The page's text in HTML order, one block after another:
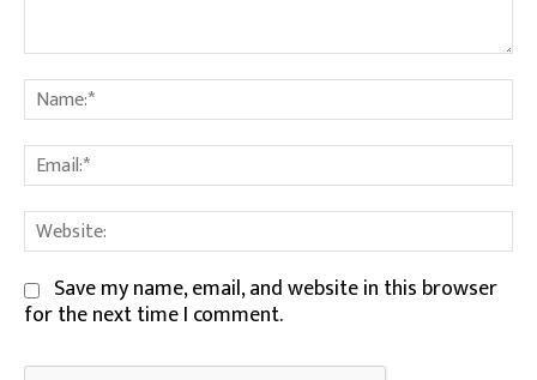
Comment:
Save my name, email, and website in this browser
for the next time I comment.